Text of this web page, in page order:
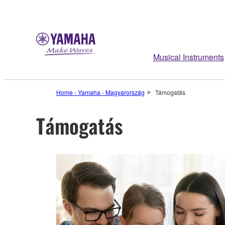
Musical Instruments
Home - Yamaha - Magyarország Támogatás
Támogatás